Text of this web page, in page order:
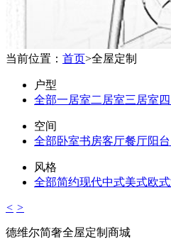
当前位置： 首页>全屋定制
户型
全部一居室二居室三居室
空间
全部卧室书房客厅餐厅阳台
风格
全部简约现代中式美式欧式
< >
德维尔简奢全屋定制商城